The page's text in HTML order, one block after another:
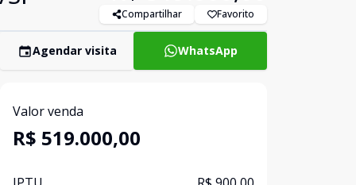
Compartilhar Favorito
Agendar visita WhatsApp
Valor venda
R$ 519.000,00